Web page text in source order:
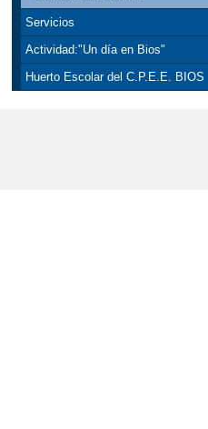
Servicios
Actividad:"Un día en Bios"
Huerto Escolar del C.P.E.E. BIOS